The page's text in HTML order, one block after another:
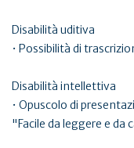
Disabilità uditiva
• Possibilità di
Disabilità intellettiva
• Opuscolo di
"Facile da leggere e da